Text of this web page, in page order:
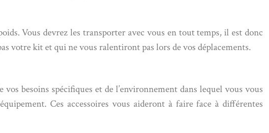
Vous devrez les transporter avec vous en tout temps, il est donc
votre kit et qui ne vous ralentiront pas lors de vos déplacements.
besoins spécifiques et de l’environnement dans lequel vous vous
Ces accessoires vous aideront à faire face à différentes